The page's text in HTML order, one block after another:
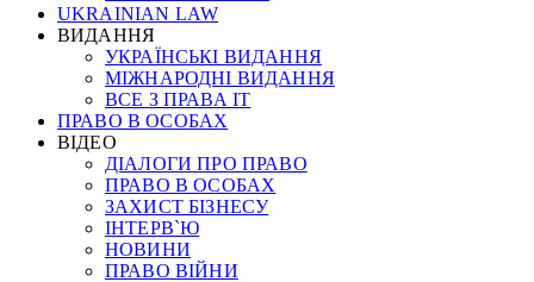
UKRAINIAN LAW
ВИДАННЯ
УКРАЇНСЬКІ ВИДАННЯ
МІЖНАРОДНІ ВИДАННЯ
ВСЕ З ПРАВА ІТ
ПРАВО В ОСОБАХ
ВІДЕО
ДІАЛОГИ ПРО ПРАВО
ПРАВО В ОСОБАХ
ЗАХИСТ БІЗНЕСУ
ІНТЕРВ`Ю
НОВИНИ
ПРАВО ВІЙНИ